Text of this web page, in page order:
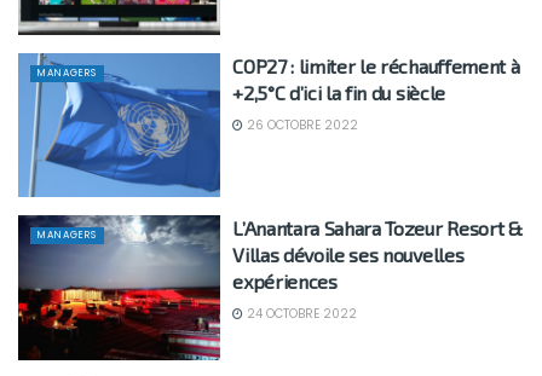
MANAGERS
COP27 : limiter le réchauffement à
+2,5°C d’ici la fin du siècle
26 OCTOBRE 2022
MANAGERS
L’Anantara Sahara Tozeur Resort &
Villas dévoile ses nouvelles
expériences
24 OCTOBRE 2022